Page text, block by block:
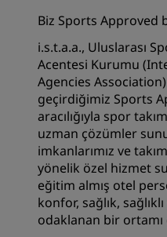
Biz Sports Approved
i.s.t.a.a., Uluslarası
Acentesi Kurumu
Agencies
geçirdiğimiz Sports
aracılığıyla spor
uzman çözümler
imkanlarımız ve
yönelik özel hizmet
eğitim almış otel
konfor, sağlık,
odaklanan bir